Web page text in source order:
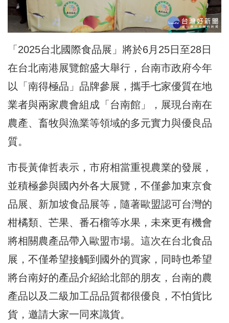
「2025台北國際食品展」將於6月25日至28日
在台北南港展覽館盛大舉行，台南市政府今年
以「南得極品」品牌參展，攜手七家優質在地
業者與兩家農會組成「台南館」，展現台南在
農產、畜牧與漁業等領域的多元實力與優良品
質。
市長黃偉哲表示，市府相當重視農業的發展，
並積極參與國內外各大展覽，不僅參加東京食
品展、新加坡食品展等，隨著歐盟認可台灣的
柑橘類、芒果、番石榴等水果，未來更有機會
將相關農產品帶入歐盟市場。這次在台北食品
展，不僅希望接觸到國外的買家，同時也希望
將台南好的產品介紹給北部的朋友，台南的農
產品以及二級加工品品質都很優良，不怕貨比
貨，邀請大家一同來識貨。